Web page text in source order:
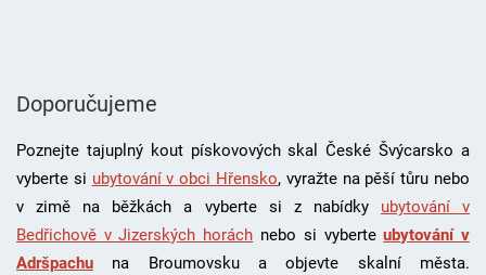
Doporučujeme
Poznejte tajuplný kout pískovových skal České Švýcarsko a
vyberte si ubytování v obci Hřensko, vyražte na pěší tůru nebo
v zimě na běžkách a vyberte si z nabídky ubytování v
Bedřichově v Jizerských horách nebo si vyberteubytování v
Adršpachu
na Broumovsku a objevte skalní města.